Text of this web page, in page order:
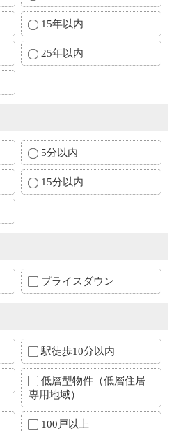
15年以内
25年以内
5分以内
15分以内
プライスダウン
駅徒歩10分以内
低層型物件（低層住居
専用地域）
100戸以上